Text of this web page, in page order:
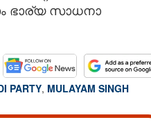
ഭാര്യ സാധനാ
PARTY, MULAYAM SINGH